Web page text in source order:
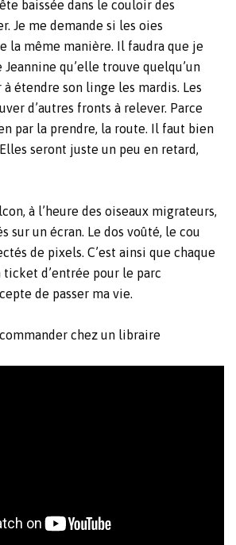
baissée dans le couloir des
Je me demande si les oies
la même manière. Il faudra que je
qu’elle trouve quelqu’un
à étendre son linge les mardis. Les
d’autres fronts à relever. Parce
par la prendre, la route. Il faut bien
seront juste un peu en retard,
à l’heure des oiseaux migrateurs,
sur un écran. Le dos voûté, le cou
de pixels. C’est ainsi que chaque
d’entrée pour le parc
de passer ma vie.
chez un libraire